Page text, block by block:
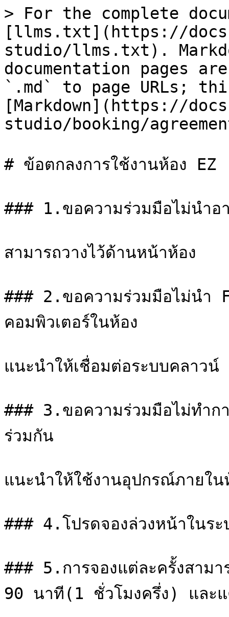
> For the complete
[llms.txt](https://
studio/llms.txt).
documentation pages
`.md` to page URLs;
[Markdown](https://
studio/booking/
# ข้อตกลงการใช้งานห้อง EZ
### 1.ขอความร่วมมือไม่นำอา
สามารถวางไว้ด้านหน้าห้อง
### 2.ขอความร่วมมือไม่นำ
คอมพิวเตอร์ในห้อง
แนะนำให้เชื่อมต่อระบบคลา
### 3.ขอความร่วมมือไม่ทำก
ร่วมกัน
แนะนำให้ใช้งานอุปกรณ์ภายใน
### 4.โปรดจองล่วงหน้าใน
### 5.การจองแต่ละครั้งสาม
90 นาที(1 ชั่วโมงครึ่ง) แล